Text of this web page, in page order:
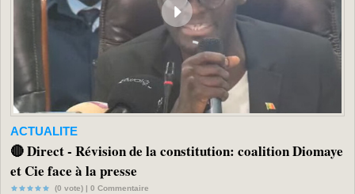
ACTUALITE
🔴 Direct - Révision de la constitution: coalition Diomaye
et Cie face à la presse
(0 vote) | 0 Commentaire